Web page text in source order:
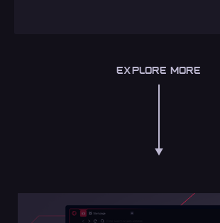
EXPLORE MORE